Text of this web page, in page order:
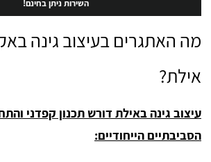
השירות ניתן בחינם!
מה האתגרים בעיצוב גינה
אילת?
עיצוב גינה באילת דורש תכנון קפדני
הסביבתיים הייחודיים: